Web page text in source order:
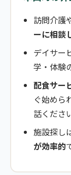
訪問介護
ーに相談
デイサー
学・体験
配食サー
ぐ始めら
話くださ
施設探し
が効率的